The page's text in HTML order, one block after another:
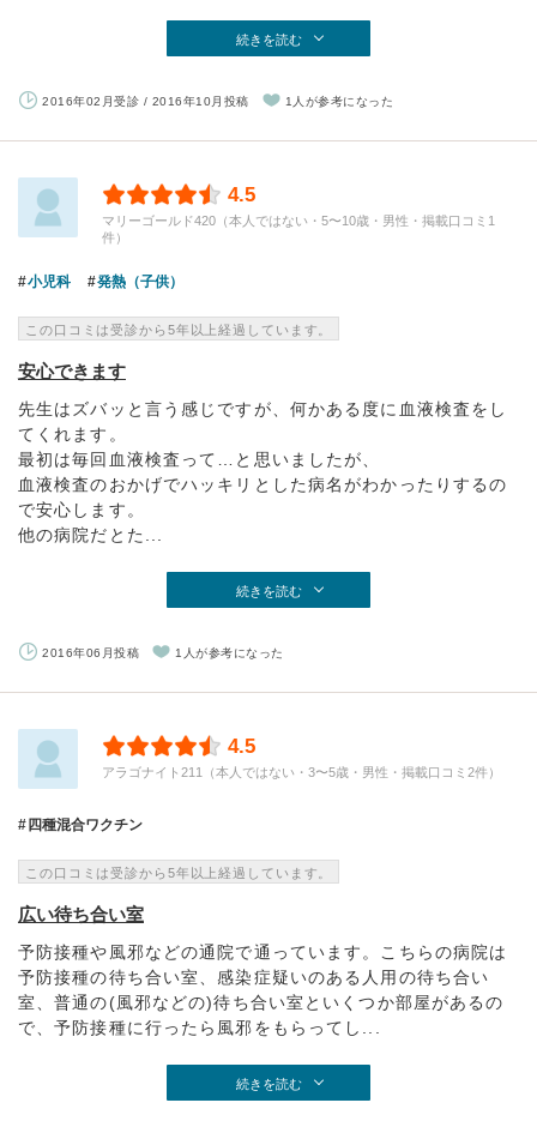
続きを読む
2016年02月受診 / 2016年10月投稿 1人が参考になった
4.5
マリーゴールド420（本人ではない・5〜10歳・男性・掲載口コミ1
件）
小児科 発熱（子供）
この口コミは受診から5年以上経過しています。
安心できます
先生はズバッと言う感じですが、何かある度に血液検査をし
てくれます。
最初は毎回血液検査って…と思いましたが、
血液検査のおかげでハッキリとした病名がわかったりするの
で安心します。
他の病院だとた...
続きを読む
2016年06月投稿 1人が参考になった
4.5
アラゴナイト211（本人ではない・3〜5歳・男性・掲載口コミ2件）
四種混合ワクチン
この口コミは受診から5年以上経過しています。
広い待ち合い室
予防接種や風邪などの通院で通っています。こちらの病院は
予防接種の待ち合い室、感染症疑いのある人用の待ち合い
室、普通の(風邪などの)待ち合い室といくつか部屋があるの
で、予防接種に行ったら風邪をもらってし...
続きを読む